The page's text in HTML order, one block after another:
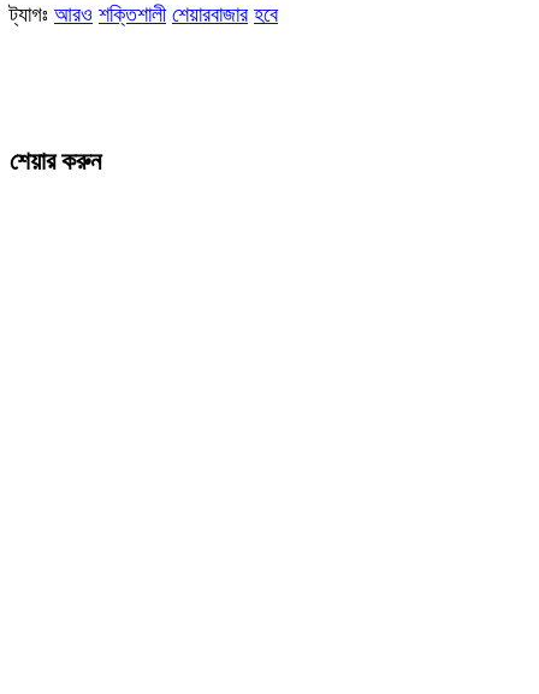
ট্যাগঃ আরও শক্তিশালী শেয়ারবাজার হবে
শেয়ার করুন